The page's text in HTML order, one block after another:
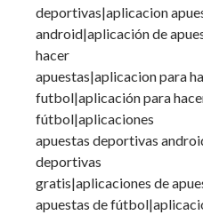
deportivas|aplicacion
android|aplicación de
hacer
apuestas|aplicacion para
futbol|aplicación para
fútbol|aplicaciones
apuestas deportivas
deportivas
gratis|aplicaciones de
apuestas de